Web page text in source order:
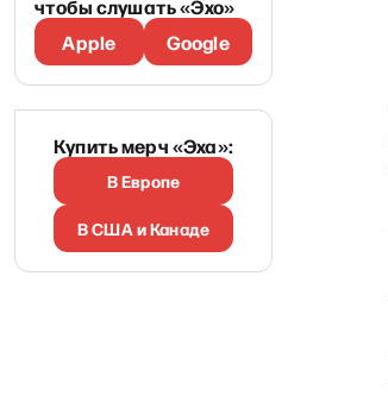
чтобы слушать «Эхо»
Apple
Google
Купить мерч «Эха»:
В Европе
В США и Канаде